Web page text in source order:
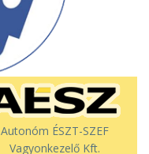
Autonóm ÉSZT-SZEF
Vagyonkezelő Kft.